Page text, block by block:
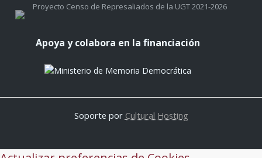
Proyecto Censo de Represaliados de la UGT 2021-2026
Apoya y colabora en la financiación
Soporte por Cultural Hosting